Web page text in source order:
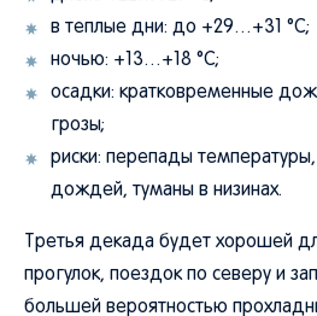
в теплые дни: до +29…+31 °C;
ночью: +13…+18 °C;
осадки: кратковременные
грозы;
риски: перепады
дождей, туманы в низинах.
Третья декада будет хорошей
прогулок, поездок по северу и
большей вероятностью